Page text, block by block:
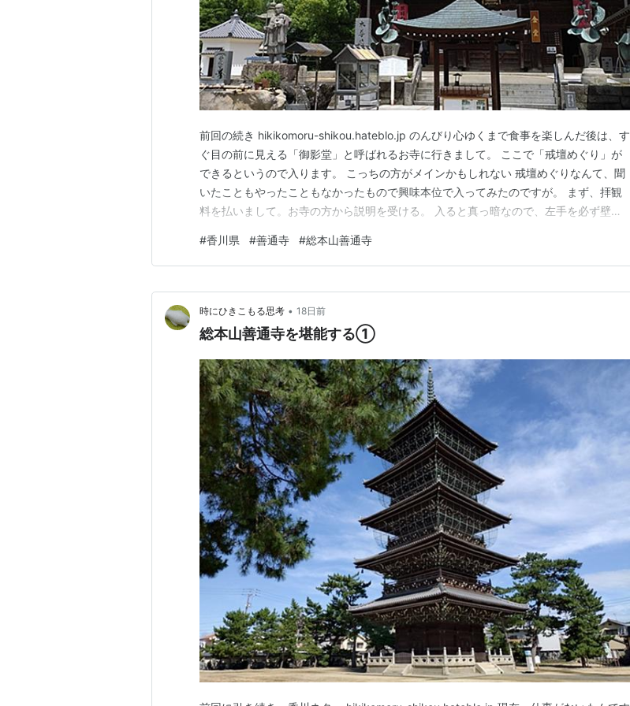
前回の続き hikikomoru-shikou.hateblo.jp のんびり心ゆくまで食事を楽しんだ後は、す
ぐ目の前に見える「御影堂」と呼ばれるお寺に行きまして。 ここで「戒壇めぐり」が
できるというので入ります。 こっちの方がメインかもしれない 戒壇めぐりなんて、聞
いたこともやったこともなかったもので興味本位で入ってみたのですが。 まず、拝観
料を払いまして。お寺の方から説明を受ける。 入ると真っ暗なので、左手を必ず壁に
が生まれた場所の真下にたどり着きますと。 さっそく入って進んでみましたところ、
これは思いのほかに暗…
#香川県 #善通寺 #総本山善通寺
時にひきこもる思考 • 18日前
総本山善通寺を堪能する①